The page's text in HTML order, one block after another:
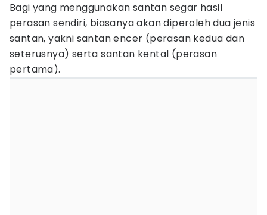
Bagi yang menggunakan santan segar hasil
perasan sendiri, biasanya akan diperoleh dua jenis
santan, yakni santan encer (perasan kedua dan
seterusnya) serta santan kental (perasan
pertama).